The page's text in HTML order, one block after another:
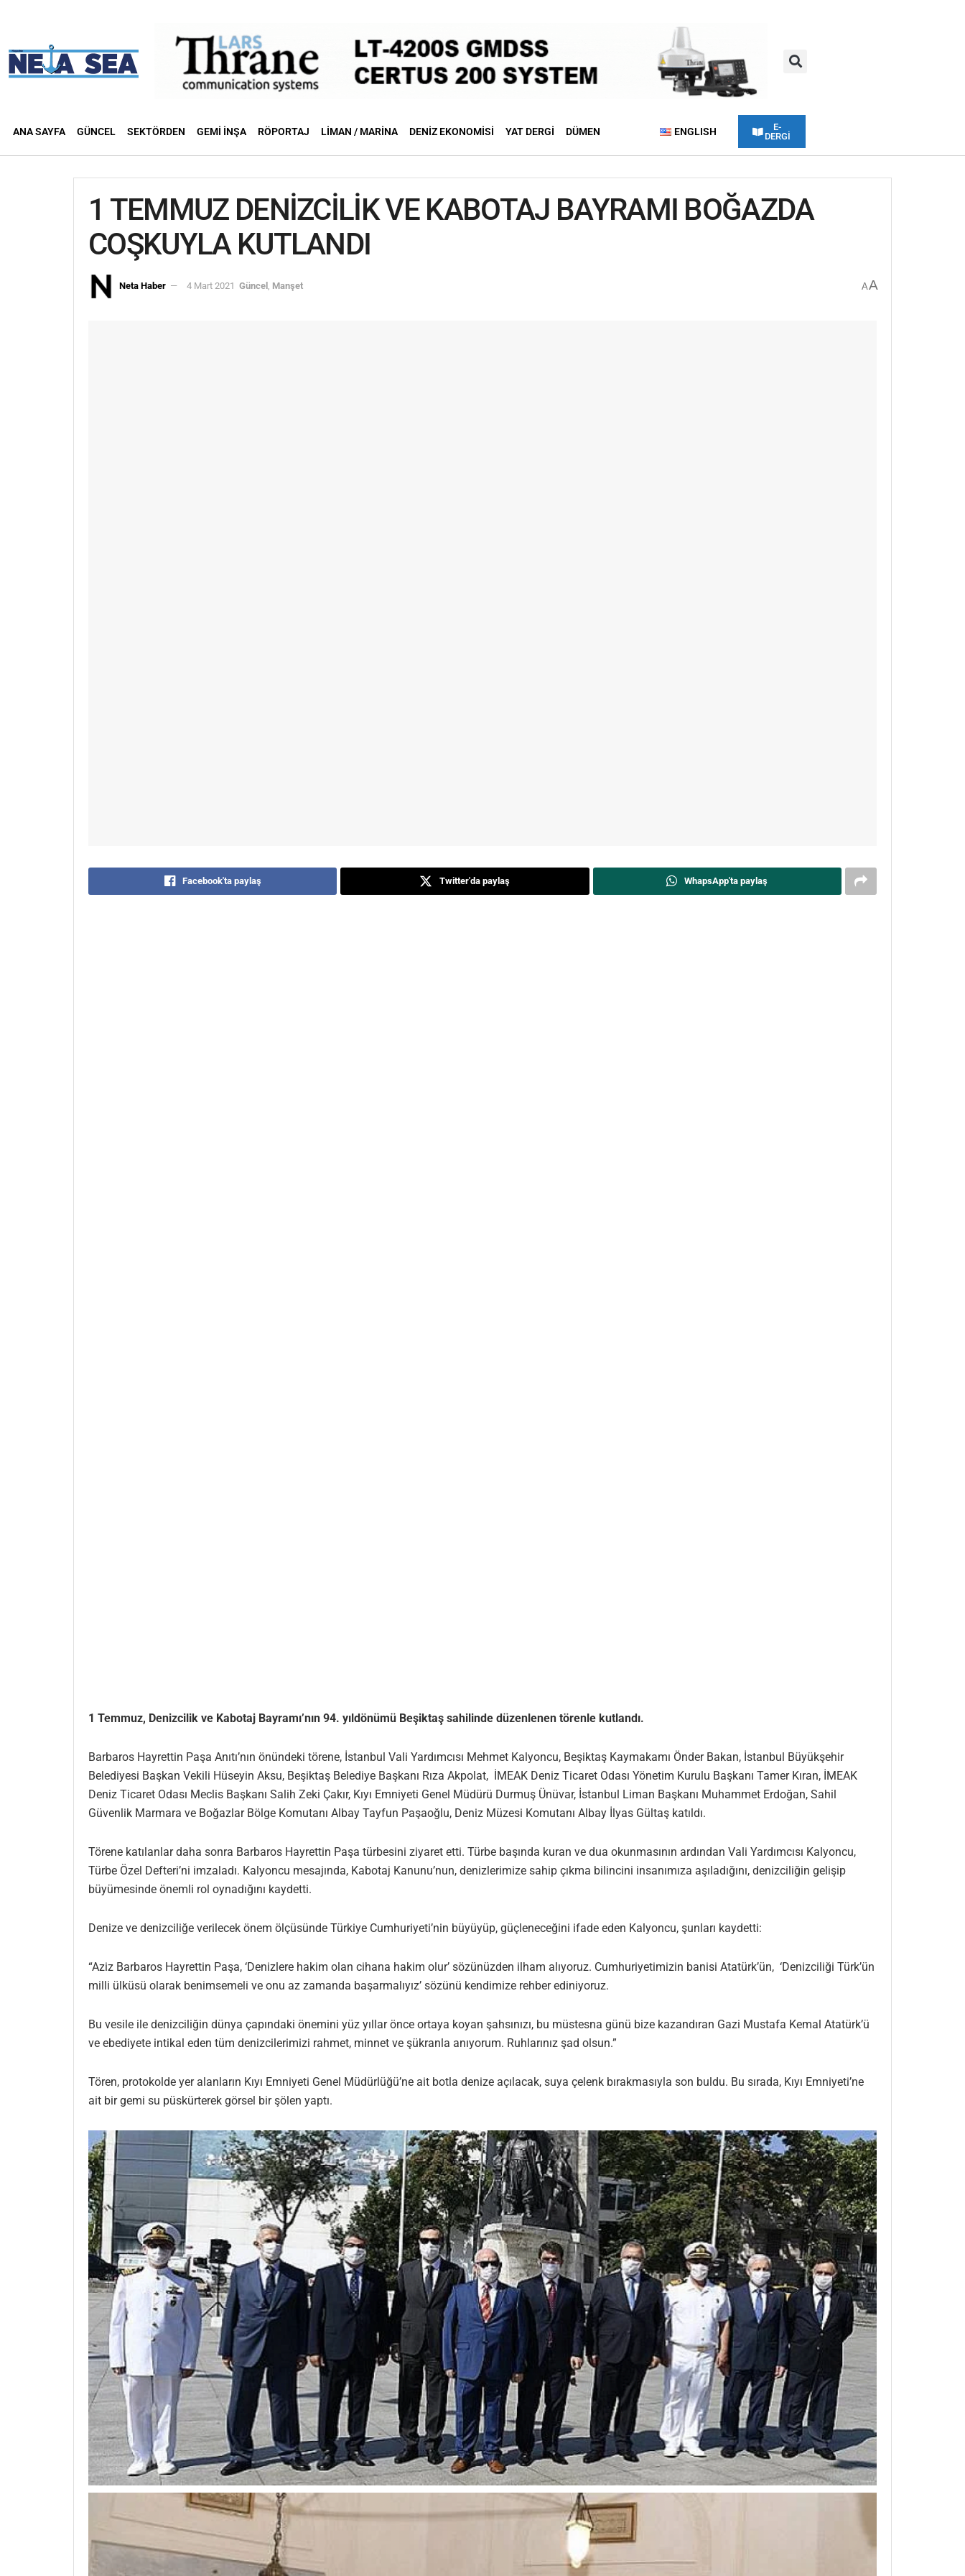
ANA SAYFA GÜNCEL SEKTÖRDEN GEMI İNŞA RÖPORTAJ LIMAN / MARINA DENIZ EKONOMISI YAT DERGI DÜMEN ENGLISH
E-
DERGİ
1 TEMMUZ DENİZCİLİK VE KABOTAJ BAYRAMI BOĞAZDA
COŞKUYLA KUTLANDI
Neta Haber 4 Mart 2021 Güncel Manşet AA
Facebook'ta paylaş Twitter'da paylaş WhapsApp'ta paylaş
1 Temmuz, Denizcilik ve Kabotaj Bayramı’nın 94. yıldönümü Beşiktaş sahilinde düzenlenen törenle kutlandı.
Barbaros Hayrettin Paşa Anıtı’nın önündeki törene, İstanbul Vali Yardımcısı Mehmet Kalyoncu, Beşiktaş Kaymakamı Önder Bakan, İstanbul Büyükşehir
Belediyesi Başkan Vekili Hüseyin Aksu, Beşiktaş Belediye Başkanı Rıza Akpolat, İMEAK Deniz Ticaret Odası Yönetim Kurulu Başkanı Tamer Kıran, İMEAK
Deniz Ticaret Odası Meclis Başkanı Salih Zeki Çakır, Kıyı Emniyeti Genel Müdürü Durmuş Ünüvar, İstanbul Liman Başkanı Muhammet Erdoğan, Sahil
Güvenlik Marmara ve Boğazlar Bölge Komutanı Albay Tayfun Paşaoğlu, Deniz Müzesi Komutanı Albay İlyas Gültaş katıldı.
Törene katılanlar daha sonra Barbaros Hayrettin Paşa türbesini ziyaret etti. Türbe başında kuran ve dua okunmasının ardından Vali Yardımcısı Kalyoncu,
Türbe Özel Defteri’ni imzaladı. Kalyoncu mesajında, Kabotaj Kanunu’nun, denizlerimize sahip çıkma bilincini insanımıza aşıladığını, denizciliğin gelişip
büyümesinde önemli rol oynadığını kaydetti.
Denize ve denizciliğe verilecek önem ölçüsünde Türkiye Cumhuriyeti’nin büyüyüp, güçleneceğini ifade eden Kalyoncu, şunları kaydetti:
“Aziz Barbaros Hayrettin Paşa, ‘Denizlere hakim olan cihana hakim olur’ sözünüzden ilham alıyoruz. Cumhuriyetimizin banisi Atatürk’ün, ‘Denizciliği Türk’ün
milli ülküsü olarak benimsemeli ve onu az zamanda başarmalıyız’ sözünü kendimize rehber ediniyoruz.
Bu vesile ile denizciliğin dünya çapındaki önemini yüz yıllar önce ortaya koyan şahsınızı, bu müstesna günü bize kazandıran Gazi Mustafa Kemal Atatürk’ü
ve ebediyete intikal eden tüm denizcilerimizi rahmet, minnet ve şükranla anıyorum. Ruhlarınız şad olsun.”
Tören, protokolde yer alanların Kıyı Emniyeti Genel Müdürlüğü’ne ait botla denize açılacak, suya çelenk bırakmasıyla son buldu. Bu sırada, Kıyı Emniyeti’ne
ait bir gemi su püskürterek görsel bir şölen yaptı.